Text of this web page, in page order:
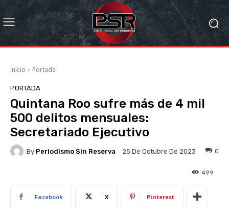
Inicio Portada
PORTADA
Quintana Roo sufre más de 4 mil
500 delitos mensuales:
Secretariado Ejecutivo
By Periodismo Sin Reserva 25 De Octubre De 2023 0
499
Facebook X Pinterest